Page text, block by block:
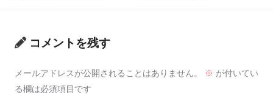
コメントを残す
メールアドレスが公開されることはありません。 ※ が付いてい
る欄は必須項目です